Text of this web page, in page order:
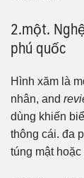
2.một.
phú quốc
Hình xăm là
nhân, and
dùng khiến
thông cái. đa
túng mật